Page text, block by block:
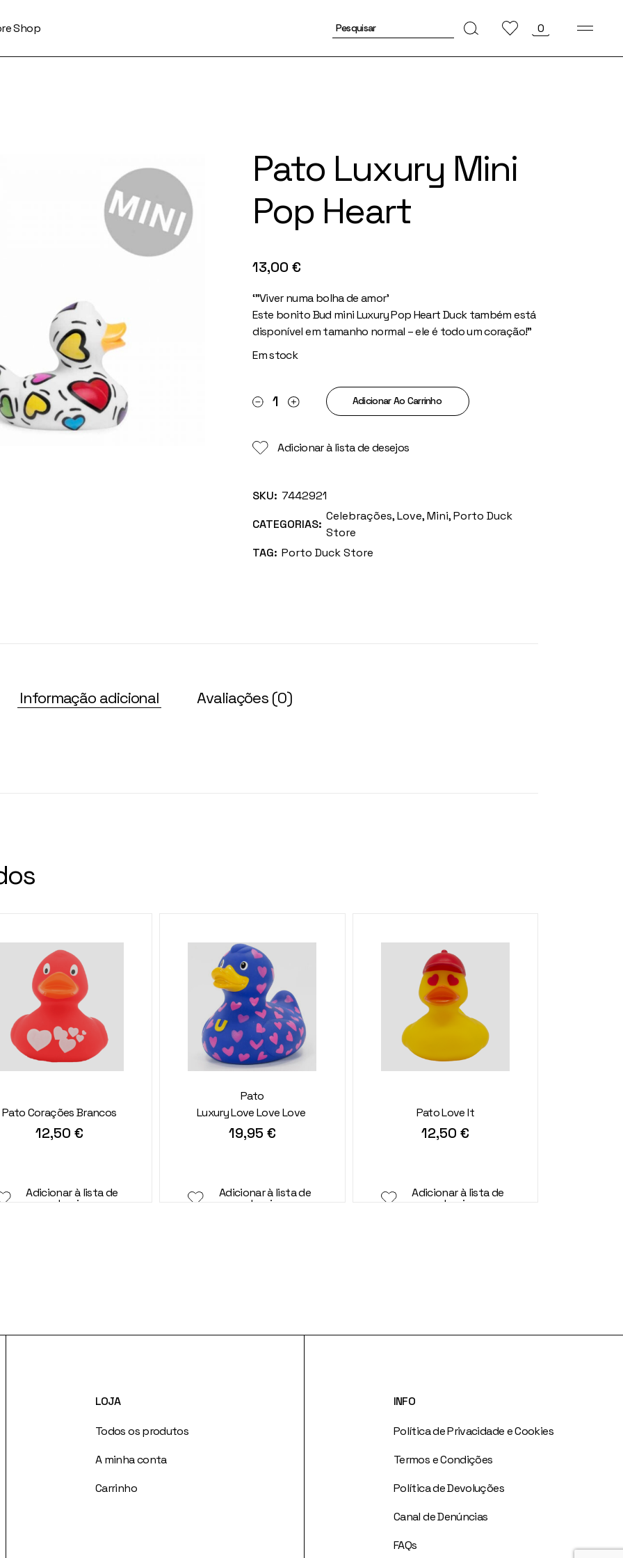
Shop Pesquisar
por: 0
Pato Luxury Mini
Pop Heart
13,00€
‘”Viver numa bolha de amor’
Este bonito Bud mini Luxury Pop Heart Duck também está
disponível em tamanho normal – ele é todo um coração!”
Em stock
Pato Luxury Mini Pop Heart quantity
Adicionar Ao Carrinho
Adicionar à lista de desejos
SKU: 7442921
CATEGORIAS:
Celebrações,Love,Mini,Porto Duck
Store
TAG: Porto Duck Store
Informação adicional Avaliações (0)
Pato Corações Brancos
12,50 €
Adicionar à lista de
desejos
Pato
Luxury Love Love Love
19,95 €
Adicionar à lista de
desejos
Pato Love It
12,50 €
Adicionar à lista de
desejos
LOJA
Todos os produtos
A minha conta
Carrinho
INFO
Política de Privacidade e Cookies
Termos e Condições
Política de Devoluções
Canal de Denúncias
FAQs